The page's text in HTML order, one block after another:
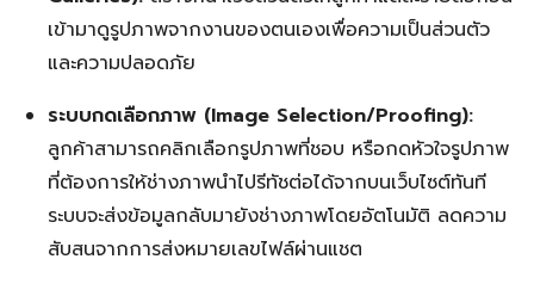
เข้ามาดูรูปภาพจากงานของตนเองเพื่อความเป็นส่วนตัว
และความปลอดภัย
ระบบกดเลือกภาพ (Image Selection/Proofing):
ลูกค้าสามารถคลิกเลือกรูปภาพที่ชอบ หรือกดหัวใจรูปภาพ
ที่ต้องการให้ช่างภาพนำไปรีทัชต่อได้จากบนเว็บไซต์ทันที
ระบบจะส่งข้อมูลกลับมายังช่างภาพโดยอัตโนมัติ ลดความ
สับสนจากการส่งหมายเลขไฟล์ผ่านแชต